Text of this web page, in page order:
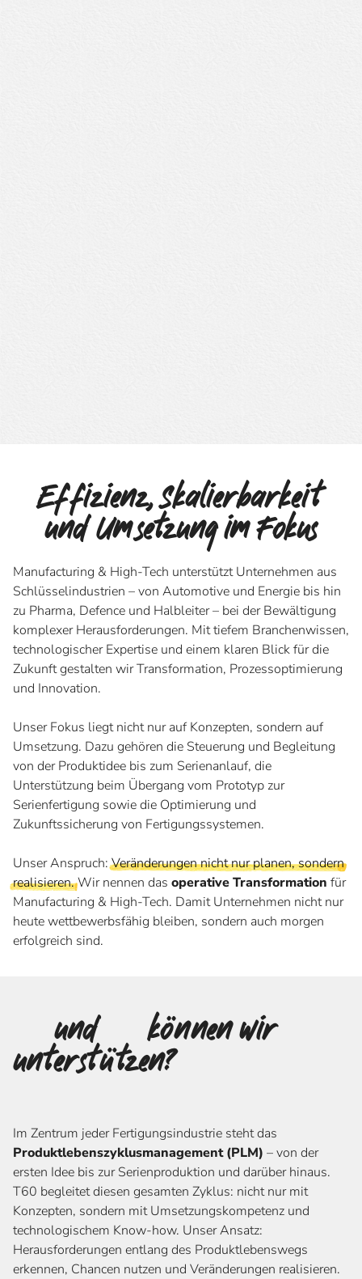
Effizienz, Skalierbarkeit
und Umsetzung im Fokus
Manufacturing & High-Tech unterstützt Unternehmen aus
Schlüsselindustrien – von Automotive und Energie bis hin
zu Pharma, Defence und Halbleiter – bei der Bewältigung
komplexer Herausforderungen. Mit tiefem Branchenwissen,
technologischer Expertise und einem klaren Blick für die
Zukunft gestalten wir Transformation, Prozessoptimierung
und Innovation.
Unser Fokus liegt nicht nur auf Konzepten, sondern auf
Umsetzung. Dazu gehören die Steuerung und Begleitung
von der Produktidee bis zum Serienanlauf, die
Unterstützung beim Übergang vom Prototyp zur
Serienfertigung sowie die Optimierung und
Zukunftssicherung von Fertigungssystemen.
Unser Anspruch:Veränderungen nicht nur planen, sondern
realisieren.Wir nennen das operative Transformation für
Manufacturing & High-Tech. Damit Unternehmen nicht nur
heute wettbewerbsfähig bleiben, sondern auch morgen
erfolgreich sind.
und wie können wir
unterstützen?
Im Zentrum jeder Fertigungsindustrie steht das
Produktlebenszyklusmanagement (PLM) – von der
ersten Idee bis zur Serienproduktion und darüber hinaus.
T60 begleitet diesen gesamten Zyklus: nicht nur mit
Konzepten, sondern mit Umsetzungskompetenz und
technologischem Know-how. Unser Ansatz:
Herausforderungen entlang des Produktlebenswegs
erkennen, Chancen nutzen und Veränderungen realisieren.